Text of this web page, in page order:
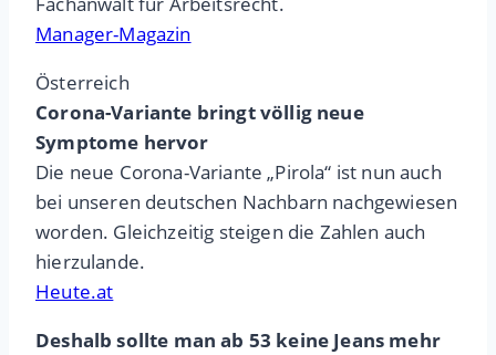
Manager-Magazin
Österreich
Corona-Variante bringt völlig neue
Symptome hervor
Die neue Corona-Variante „Pirola“ ist nun auch
bei unseren deutschen Nachbarn nachgewiesen
worden. Gleichzeitig steigen die Zahlen auch
hierzulande.
Heute.at
Deshalb sollte man ab 53 keine Jeans mehr